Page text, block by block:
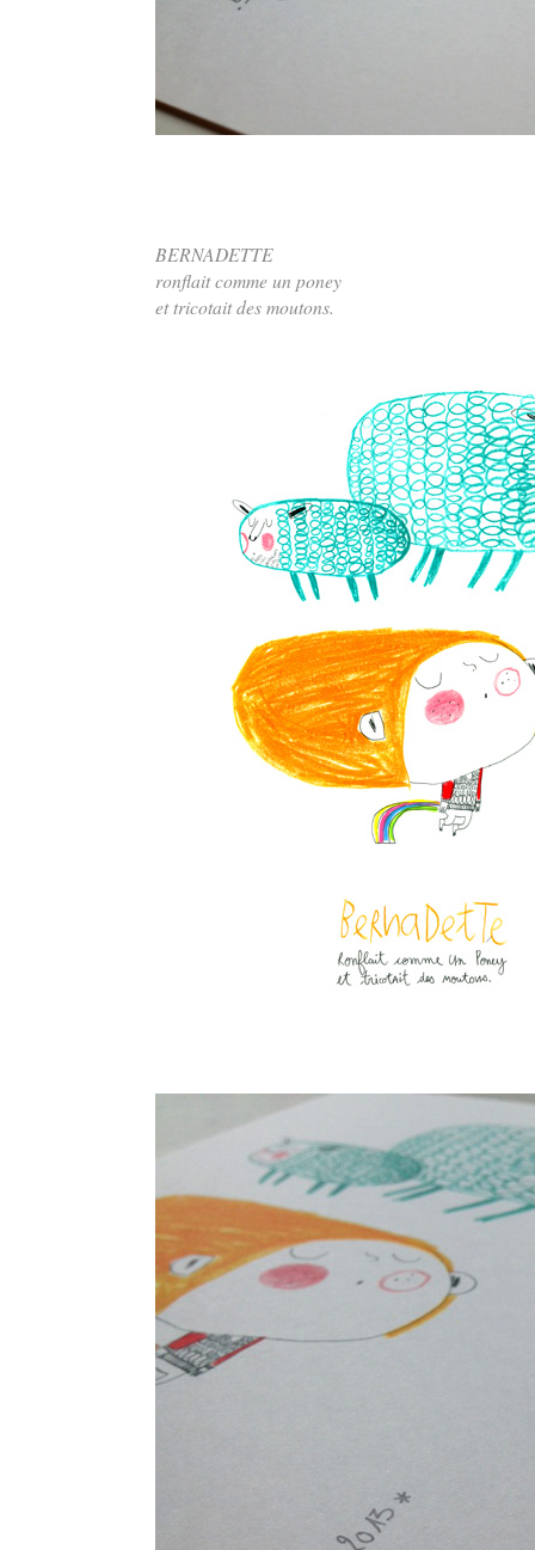
BERNADETTE
ronflait comme un poney
et tricotait des moutons.